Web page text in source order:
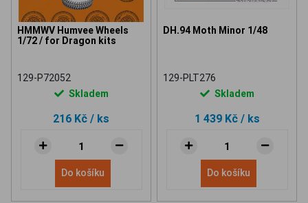
HMMWV Humvee Wheels
1/72 / for Dragon kits
129-P72052
Skladem
216 Kč / ks
Do košíku
DH.94 Moth Minor 1/48
129-PLT276
Skladem
1 439 Kč / ks
Do košíku